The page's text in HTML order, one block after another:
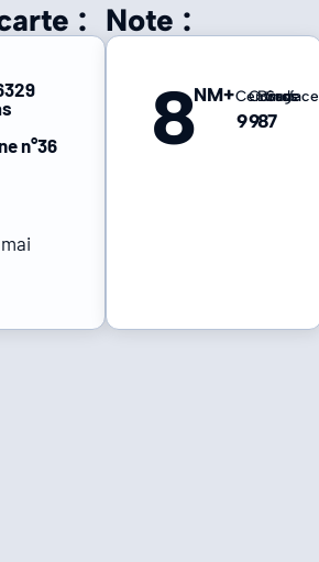
:
n°36
Note :
8NM+Centrage
9
Coins
9
Bords
8
Surface
7